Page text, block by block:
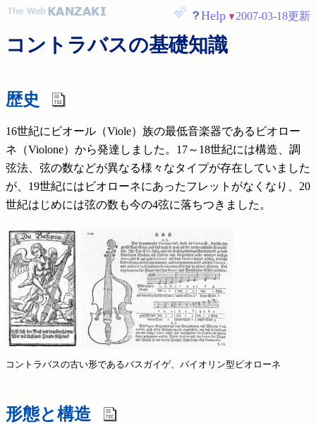
Help 2007-03-18更新
コントラバスの基礎知識
歴史
16世紀にビオール（Viole）族の最低音楽器であるビオロー
ネ（Violone）から発達しました。17～18世紀には構造、調
弦法、弦の数などが異なる様々なタイプが存在していました
が、19世紀にはビオローネにあったフレットがなくなり、20
世紀はじめには弦の数も今の4弦に落ちつきました。
コントラバスの古い形であるバスガイゲ、バイオリン型ビオローネ
形態と構造